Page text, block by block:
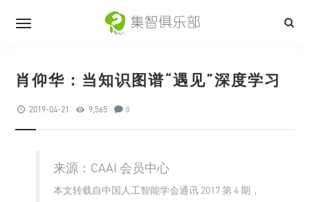
肖仰华：当知识图谱“遇见”深度学习
2019-04-21 9,565 0
来源： CAAI 会员中心
本文转载自中国人工智能学会通讯 2017 第 4 期，